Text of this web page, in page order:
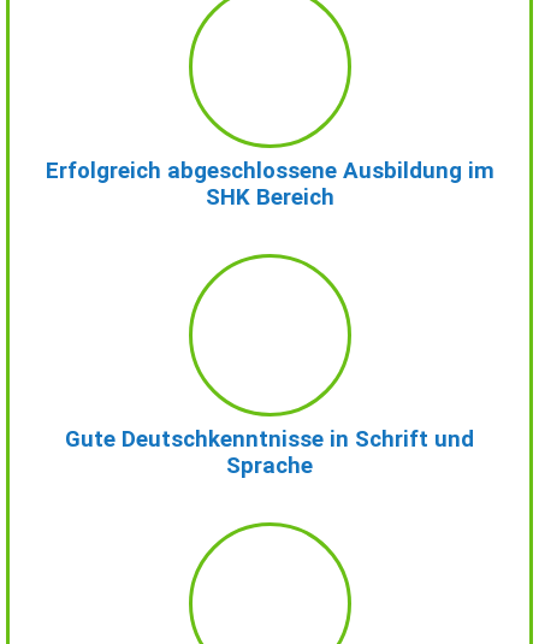
Erfolgreich abgeschlossene Ausbildung im
SHK Bereich
Gute Deutschkenntnisse in Schrift und
Sprache